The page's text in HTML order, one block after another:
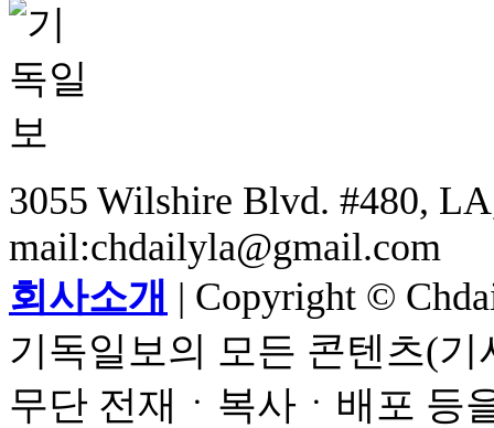
3055 Wilshire Blvd. #480,
mail:chdailyla@gmail.com
회사소개 | Copyright ©
기독일보의 모든 콘텐츠(
무단 전재ㆍ복사ㆍ배포 등